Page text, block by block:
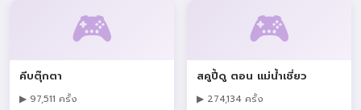
🎮
คีบตุ๊กตา
▶ 97,511 ครั้ง
🎮
สคูปี้ดู ตอน แม่น้ำเชี่ยว
▶ 274,134 ครั้ง